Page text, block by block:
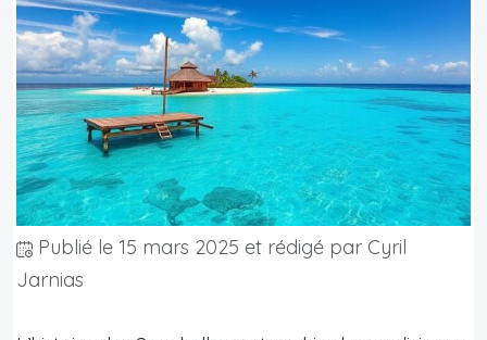
Publié le 15 mars 2025 et rédigé par Cyril
Jarnias